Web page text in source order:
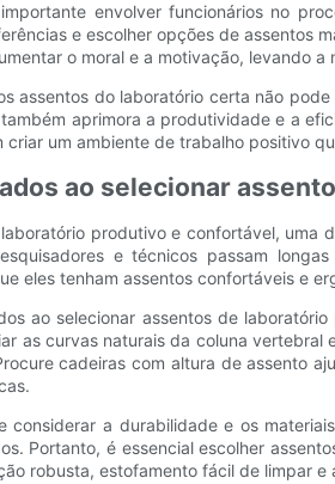
envolver funcionários no
e escolher opções de assentos
o moral e a motivação, levando
assentos do laboratório certa não
aprimora a produtividade e a
um ambiente de trabalho positivo
ao selecionar
produtivo e confortável, uma
e técnicos passam
eles tenham assentos confortáveis ​​e
ao selecionar assentos de
as curvas naturais da coluna
cadeiras com altura de assento
considerar a durabilidade e os
Portanto, é essencial escolher
robusta, estofamento fácil de limpar